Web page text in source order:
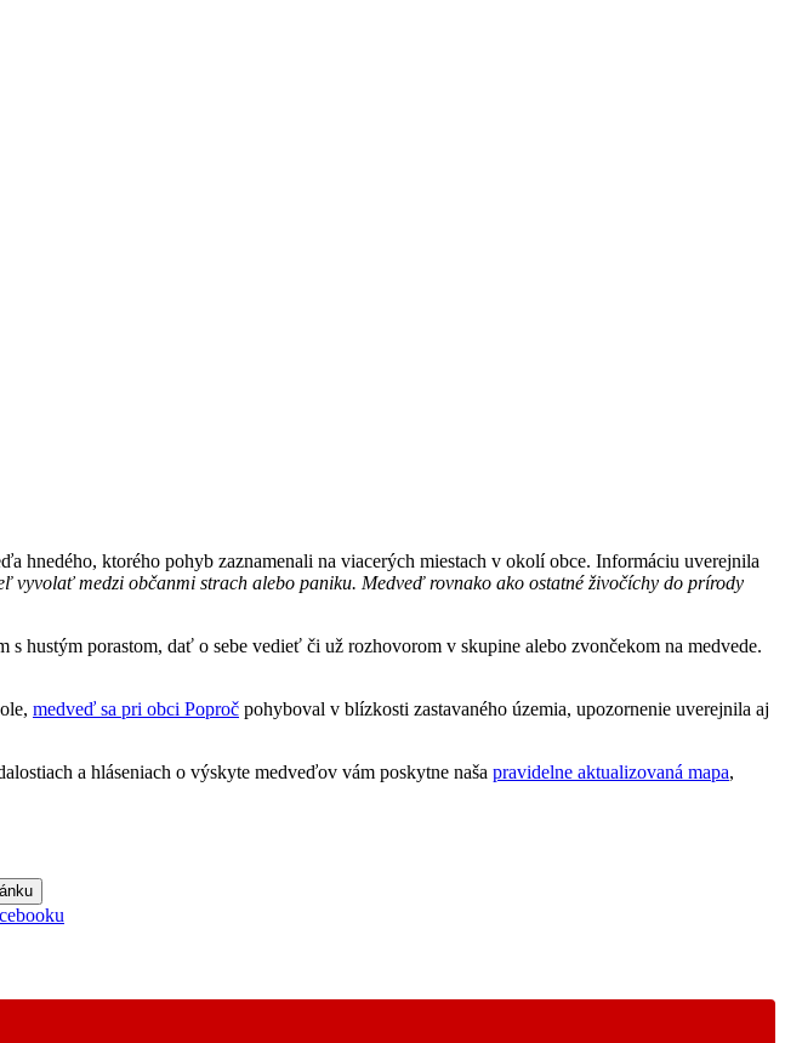
ktorého pohyb zaznamenali na viacerých miestach v okolí obce. Informáciu uverejnila
vyvolať medzi občanmi strach alebo paniku. Medveď rovnako ako ostatné živočíchy do prírody
hustým porastom, dať o sebe vedieť či už rozhovorom v skupine alebo zvončekom na medvede.
medveď sa pri obci Poproč pohyboval v blízkosti zastavaného územia, upozornenie uverejnila aj
a hláseniach o výskyte medveďov vám poskytne naša pravidelne aktualizovaná mapa,